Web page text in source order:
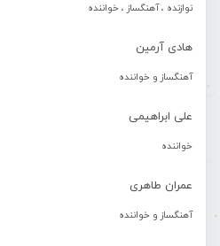
نوازنده ، آهنگساز ، خواننده
هادی آرمین
آهنگساز و خواننده
علی ابراهیمی
خواننده
عمران طاهری
آهنگساز و خواننده